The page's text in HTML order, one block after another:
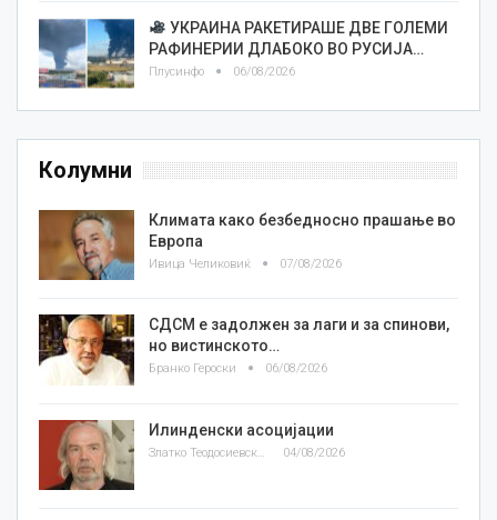
УКРАИНА РАКЕТИРАШЕ ДВЕ ГОЛЕМИ
РАФИНЕРИИ ДЛАБОКО ВО РУСИЈА…
Плусинфо 06/08/2026
Колумни
Климата како безбедносно прашање во
Европа
Ивица Челиковиќ 07/08/2026
СДСМ е задолжен за лаги и за спинови,
но вистинското…
Бранко Героски 06/08/2026
Илинденски асоцијации
Златко Теодосиевски 04/08/2026